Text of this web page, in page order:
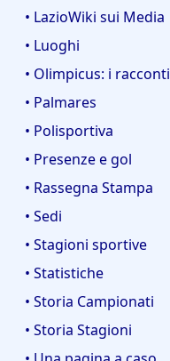
• LazioWiki sui Media
• Luoghi
• Olimpicus: i racconti
• Palmares
• Polisportiva
• Presenze e gol
• Rassegna Stampa
• Sedi
• Stagioni sportive
• Statistiche
• Storia Campionati
• Storia Stagioni